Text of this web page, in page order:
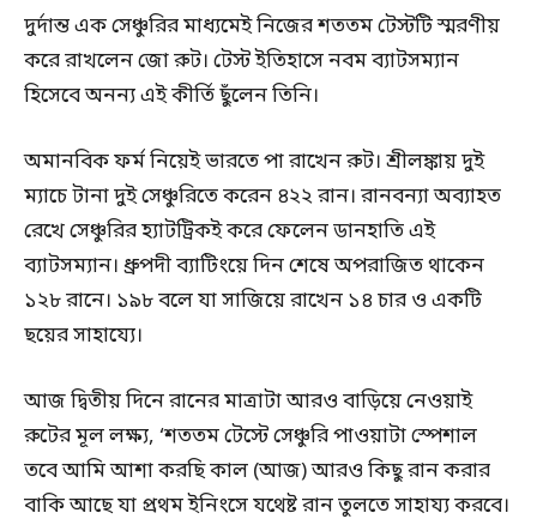
দুর্দান্ত এক সেঞ্চুরির মাধ্যমেই নিজের শততম টেস্টটি স্মরণীয়
করে রাখলেন জো রুট। টেস্ট ইতিহাসে নবম ব্যাটসম্যান
হিসেবে অনন্য এই কীর্তি ছুঁলেন তিনি।
অমানবিক ফর্ম নিয়েই ভারতে পা রাখেন রুট। শ্রীলঙ্কায় দুই
ম্যাচে টানা দুই সেঞ্চুরিতে করেন ৪২২ রান। রানবন্যা অব্যাহত
রেখে সেঞ্চুরির হ্যাটট্রিকই করে ফেলেন ডানহাতি এই
ব্যাটসম্যান। ধ্রুপদী ব্যাটিংয়ে দিন শেষে অপরাজিত থাকেন
১২৮ রানে। ১৯৮ বলে যা সাজিয়ে রাখেন ১৪ চার ও একটি
ছয়ের সাহায্যে।
আজ দ্বিতীয় দিনে রানের মাত্রাটা আরও বাড়িয়ে নেওয়াই
রুটের মূল লক্ষ্য, ‘শততম টেস্টে সেঞ্চুরি পাওয়াটা স্পেশাল
তবে আমি আশা করছি কাল (আজ) আরও কিছু রান করার
বাকি আছে যা প্রথম ইনিংসে যথেষ্ট রান তুলতে সাহায্য করবে।